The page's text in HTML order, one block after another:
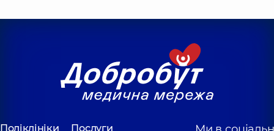
Стоматолог-
ортодонт,13 років
досвіду
Валеріївна
Стоматолог-
терапевт,
досвіду
Ніколенко Анна
Анатоліївна
Поліклініки
Послуги